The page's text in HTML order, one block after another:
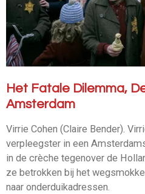
Het Fatale Dilemma,
Amsterdam
Virrie Cohen (Claire Bender).
verpleegster in een
in de crèche tegenover de
ze betrokken bij het
naar onderduikadressen.